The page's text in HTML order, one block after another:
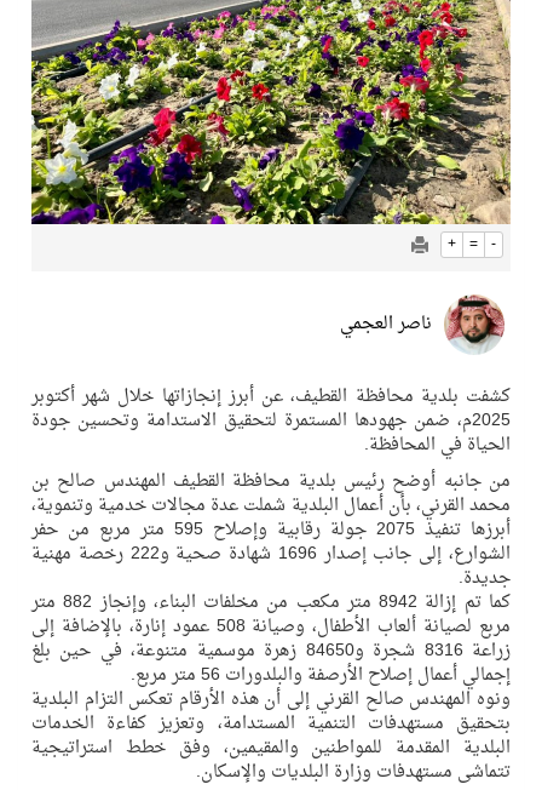
كأس العالم للرياضات الإلكترونية شاهد على ريادة المملكة والنهضة الشاملة فيها
المنتخب السعودي ينافس (64) دولة في أولمبياد الفلك والفيزياء الفلكية الدولي بالهند
كأس العالم للرياضات الإلكترونية: فريق Karmine Corp الفرنسي بطلًا لبطولة Rocket League
+ = -
ناصر العجمي
كشفت بلدية محافظة القطيف، عن أبرز إنجازاتها خلال شهر أكتوبر
2025م، ضمن جهودها المستمرة لتحقيق الاستدامة وتحسين جودة
الحياة في المحافظة.
من جانبه أوضح رئيس بلدية محافظة القطيف المهندس صالح بن
محمد القرني، بأن أعمال البلدية شملت عدة مجالات خدمية وتنموية،
أبرزها تنفيذ 2075 جولة رقابية وإصلاح 595 متر مربع من حفر
الشوارع، إلى جانب إصدار 1696 شهادة صحية و222 رخصة مهنية
جديدة.
كما تم إزالة 8942 متر مكعب من مخلفات البناء، وإنجاز 882 متر
مربع لصيانة ألعاب الأطفال، وصيانة 508 عمود إنارة، بالإضافة إلى
زراعة 8316 شجرة و84650 زهرة موسمية متنوعة، في حين بلغ
إجمالي أعمال إصلاح الأرصفة والبلدورات 56 متر مربع.
ونوه المهندس صالح القرني إلى أن هذه الأرقام تعكس التزام البلدية
بتحقيق مستهدفات التنمية المستدامة، وتعزيز كفاءة الخدمات
البلدية المقدمة للمواطنين والمقيمين، وفق خطط استراتيجية
تتماشى مستهدفات وزارة البلديات والإسكان.